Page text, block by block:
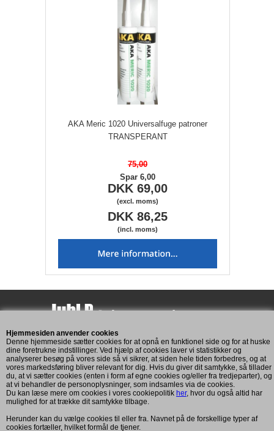
Hjemmesiden anvender cookies
Denne hjemmeside sætter cookies for at opnå en funktionel side og for at huske
dine foretrukne indstillinger. Ved hjælp af cookies laver vi statistikker og
analyserer besøg på vores side så vi sikrer, at siden hele tiden forbedres, og at
vores markedsføring bliver relevant for dig. Hvis du giver dit samtykke, så tillader
du, at vi sætter cookies (enten i form af egne cookies og/eller fra tredjeparter), og
at vi behandler de personoplysninger, som indsamles via de cookies.
Du kan læse mere om cookies i vores cookiepolitik her, hvor du også altid har
mulighed for at trække dit samtykke tilbage.
Herunder kan du vælge cookies til eller fra. Navnet på de forskellige typer af
cookies fortæller, hvilket formål de tjener.
AKA Meric 1020 Universalfuge patroner
TRANSPERANT
75,00
Spar 6,00
DKK 69,00
(excl. moms)
DKK 86,25
(incl. moms)
Assensvej 193
5771 Stenstrup
CVR: 11269893
Kundeservice
Mandag til fredag: 7:00 - 16:00
Telefon: +45 2083 6101